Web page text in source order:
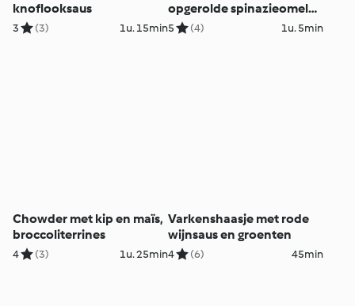
knoflooksaus
3 (3) 1u. 15min
opgerolde spinazieomelet
en gestoomde
5 (4) 1u. 5min
Chowder met kip en maïs,
broccoliterrines
4 (3) 1u. 25min
Varkenshaasje met rode
wijnsaus en groenten
4 (6) 45min